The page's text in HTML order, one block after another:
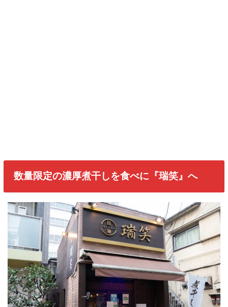
数量限定の濃厚煮干しを食べに『瑞笑』へ